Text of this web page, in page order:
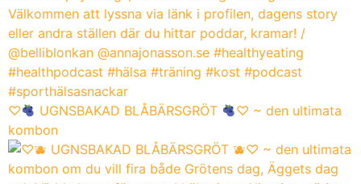
♡ UGNSBAKAD BLÅBÄRSGRÖT
♡ ~ den ultimata
kombon